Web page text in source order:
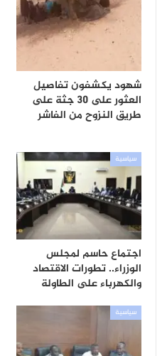
شهود يكشفون تفاصيل
العثور على 30 جثة على
طريق النزوح من الفاشر
سياسية
اجتماع حاسم لمجلس
الوزراء.. تطورات الاقتصاد
والكهرباء على الطاولة
سياسية